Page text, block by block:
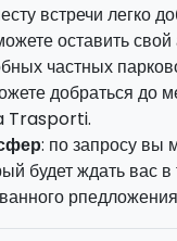
встречи легко
оставить
частных
добраться до
Trasporti.
: по запросу вы
будет ждать вас